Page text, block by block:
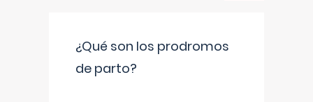
¿Qué son los prodromos
de parto?